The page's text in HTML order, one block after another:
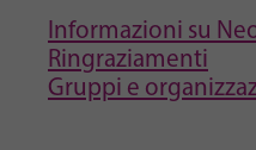
Informazioni su
Ringraziamenti
Gruppi e